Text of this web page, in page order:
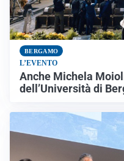
BERGAMO
L’EVENTO
Anche Michela
dell’Università di